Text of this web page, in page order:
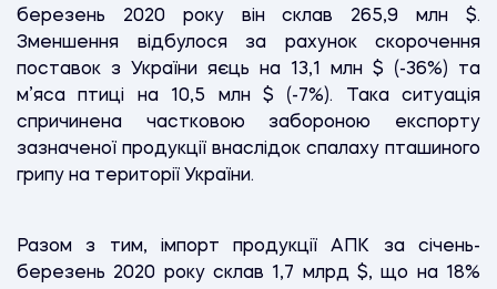
березень 2020 року він склав 265,9 млн $.
Зменшення відбулося за рахунок скорочення
поставок з України яєць на 13,1 млн $ (-36%) та
м’яса птиці на 10,5 млн $ (-7%). Така ситуація
спричинена частковою забороною експорту
зазначеної продукції внаслідок спалаху пташиного
грипу на території України.
Разом з тим, імпорт продукції АПК за січень-
березень 2020 року склав 1,7 млрд $, що на 18%